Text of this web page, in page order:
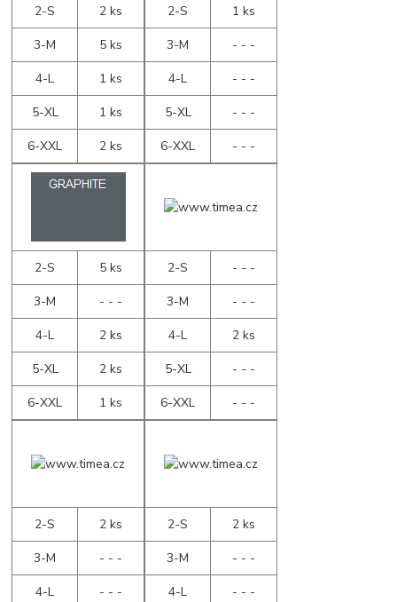
2-S
2 ks
3-M
5 ks
4-L
1 ks
5-XL
1 ks
6-XXL
2 ks
2-S
1 ks
3-M
- - -
4-L
- - -
5-XL
- - -
6-XXL
- - -
2-S
5 ks
3-M
- - -
4-L
2 ks
5-XL
2 ks
6-XXL
1 ks
2-S
- - -
3-M
- - -
4-L
2 ks
5-XL
- - -
6-XXL
- - -
2-S
2 ks
3-M
- - -
4-L
- - -
2-S
2 ks
3-M
- - -
4-L
- - -